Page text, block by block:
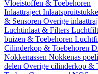
Vloeistoffen & Toebehoren
Inlaattraject
& Sensoren Overige
Luchtinlaat & Filters
buizen & Toebehoren
Cilinderkop & Toebehoren
Nokkenassen Nokkenas
delen Overige cilinderkop &